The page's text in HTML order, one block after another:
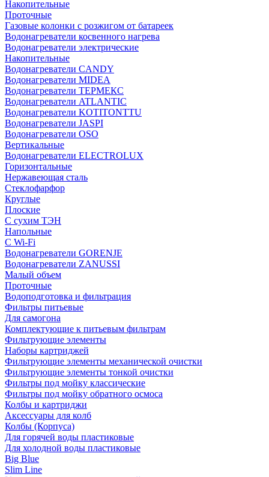
Накопительные
Проточные
Газовые колонки с розжигом от батареек
Водонагреватели косвенного нагрева
Водонагреватели электрические
Накопительные
Водонагреватели CANDY
Водонагреватели MIDEA
Водонагреватели ТЕРМЕКС
Водонагреватели ATLANTIC
Водонагреватели KOTITONTTU
Водонагреватели JASPI
Водонагреватели OSO
Вертикальные
Водонагреватели ELECTROLUX
Горизонтальные
Нержавеющая сталь
Стеклофарфор
Круглые
Плоские
С сухим ТЭН
Напольные
С Wi-Fi
Водонагреватели GORENJE
Водонагреватели ZANUSSI
Малый объем
Проточные
Водоподготовка и фильтрация
Фильтры питьевые
Для самогона
Комплектующие к питьевым фильтрам
Фильтрующие элементы
Наборы картриджей
Фильтрующие элементы механической очистки
Фильтрующие элементы тонкой очистки
Фильтры под мойку классические
Фильтры под мойку обратного осмоса
Колбы и картриджи
Аксессуары для колб
Колбы (Корпуса)
Для горячей воды пластиковые
Для холодной воды пластиковые
Big Blue
Slim Line